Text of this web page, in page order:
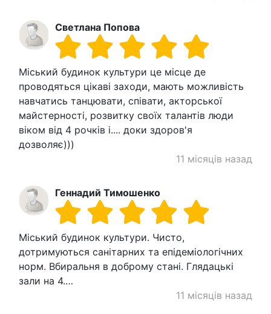
Светлана Попова
Міський будинок культури це місце де
проводяться цікаві заходи, мають можливість
навчатись танцювати, співати, акторської
майстерності, розвитку своїх талантів люди
віком від 4 рочків і.... доки здоров'я
дозволяє)))
11 місяців назад
Геннадий Тимошенко
Міський будинок культури. Чисто,
дотримуються санітарних та епідеміологічних
норм. Вбиральня в доброму стані. Глядацькі
зали на 4.…
11 місяців назад